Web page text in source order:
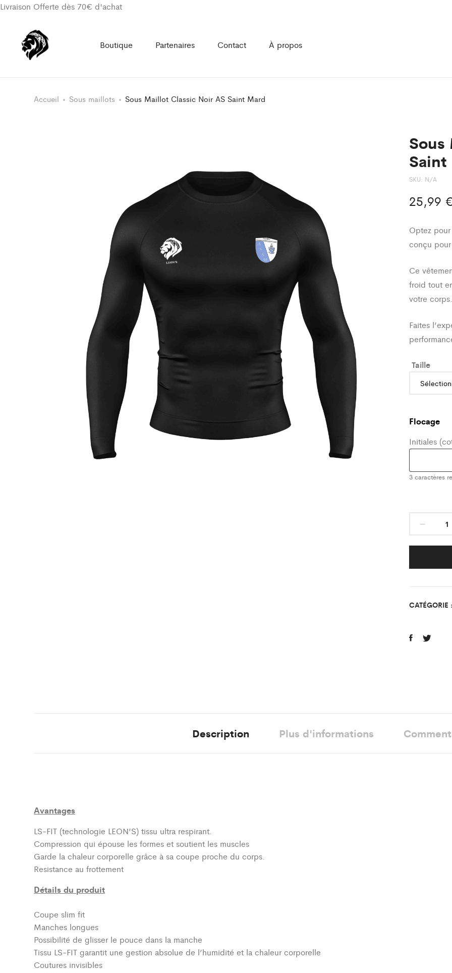
Livraison Offerte dès 70€ d'achat
Boutique Partenaires Contact À propos
Accueil Sous maillots Sous Maillot Classic Noir AS Saint Mard
Saint
SKU: N/A
25,99
Optez
conçu
Ce
froid tout
votre corps.
Faites
Taille
Flocage
Initiales
3caractères
Sous
AS
CATÉGORIE :
Description Plus d'informations
Avantages
LS-FIT (technologie LEON’S)tissu ultra respirant.
Compression qui épouse les formes et soutient les muscles
Garde la chaleur corporelle grâce à sa coupe proche du corps.
Resistance au frottement
Détails du produit
Coupe slim fit
Manches longues
Possibilité de glisser le pouce dans la manche
Tissu LS-FIT garantit une gestion absolue de l’humidité et la chaleur corporelle
Coutures invisibles